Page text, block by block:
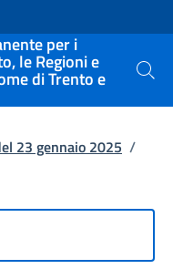
per i
le Regioni e
di Trento e Cerca
23 gennaio 2025 /